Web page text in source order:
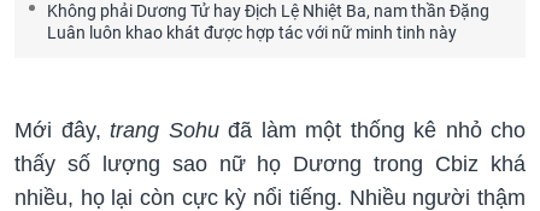
Không phải Dương Tử hay Địch Lệ Nhiệt Ba, nam thần Đặng
Luân luôn khao khát được hợp tác với nữ minh tinh này
Mới đây, trang Sohuđã làm một thống kê nhỏ cho
thấy số lượng sao nữ họ Dương trong Cbiz khá
nhiều, họ lại còn cực kỳ nổi tiếng. Nhiều người thậm